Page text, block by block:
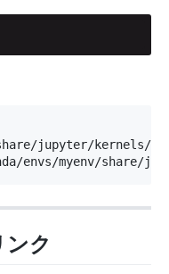
jupyter/kernels/
envs/myenv/share/
ク